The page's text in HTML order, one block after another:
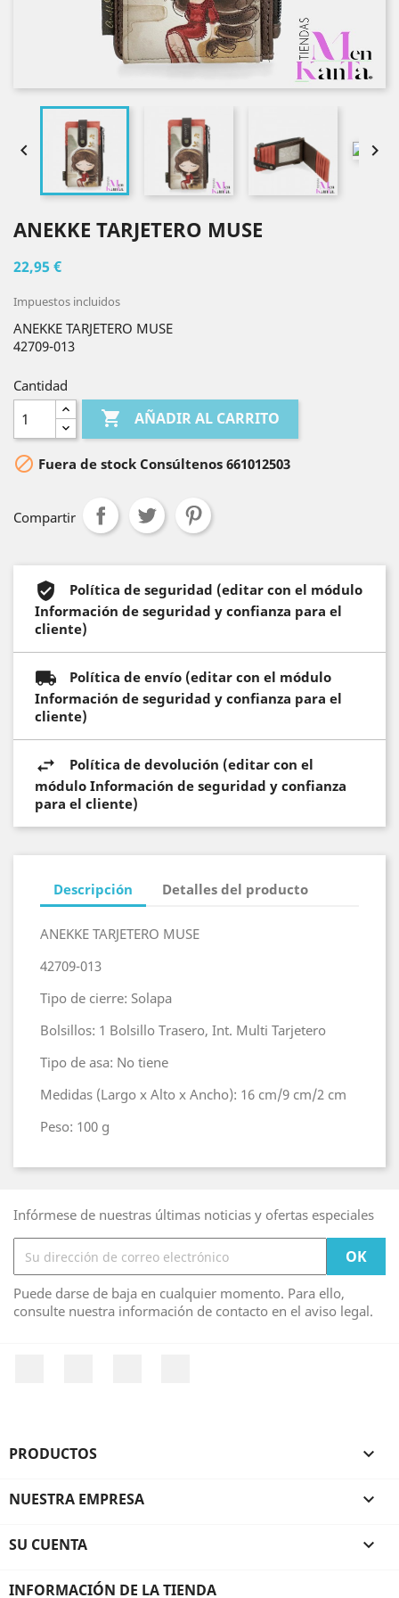
 
ANEKKE TARJETERO MUSE
22,95 €
Impuestos incluidos
ANEKKE TARJETERO MUSE
42709-013
Cantidad
 AÑADIR AL CARRITO
 Fuera de stock Consúltenos 661012503
Compartir
Política de seguridad (editar con el módulo
Información de seguridad y confianza para el
cliente)
Política de envío (editar con el módulo
Información de seguridad y confianza para el
cliente)
Política de devolución (editar con el
módulo Información de seguridad y confianza
para el cliente)
Descripción Detalles del producto
ANEKKE TARJETERO MUSE
42709-013
Tipo de cierre: Solapa
Bolsillos: 1 Bolsillo Trasero, Int. Multi Tarjetero
Tipo de asa: No tiene
Medidas (Largo x Alto x Ancho): 16 cm/9 cm/2 cm
Peso: 100 g
Infórmese de nuestras últimas noticias y ofertas especiales
Puede darse de baja en cualquier momento. Para ello,
consulte nuestra información de contacto en el aviso legal.
PRODUCTOS 
NUESTRA EMPRESA 
SU CUENTA 
INFORMACIÓN DE LA TIENDA